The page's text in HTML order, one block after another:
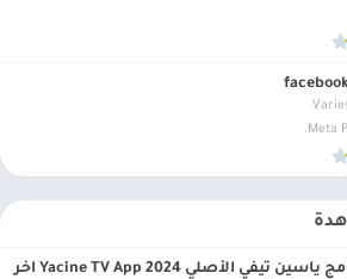
Meta
تحميل برنامج ياسين تيفي الأصلي 2024 Yacine TV App آخر